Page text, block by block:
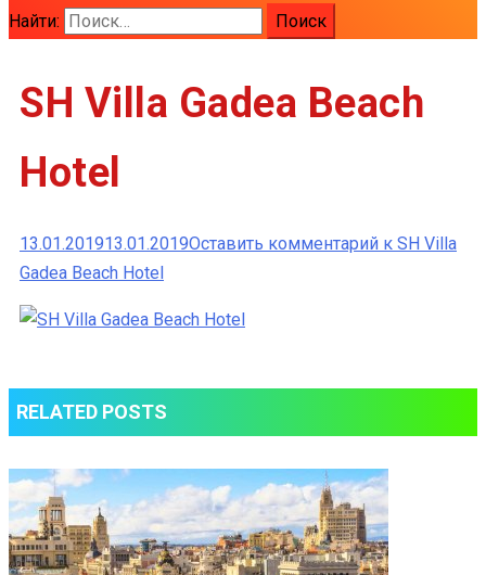
Найти:
SH Villa Gadea Beach
Hotel
13.01.201913.01.2019Оставить комментарий к SH Villa
Gadea Beach Hotel
RELATED POSTS